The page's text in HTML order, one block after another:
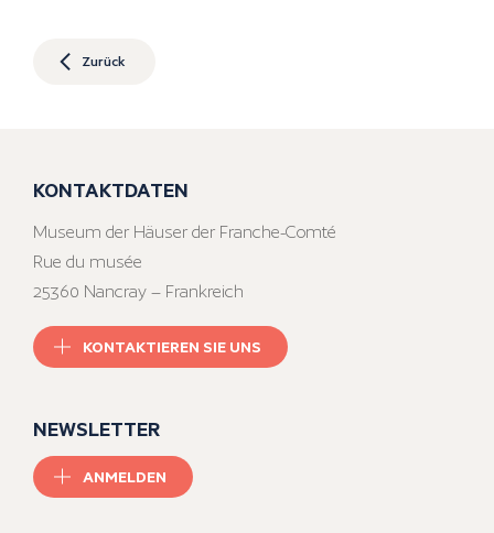
Zurück
KONTAKTDATEN
Museum der Häuser der Franche-Comté
Rue du musée
25360 Nancray – Frankreich
KONTAKTIEREN SIE UNS
NEWSLETTER
ANMELDEN